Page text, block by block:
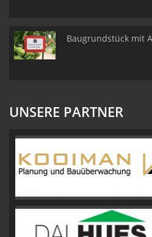
Baugrundstück mit
UNSERE PARTNER